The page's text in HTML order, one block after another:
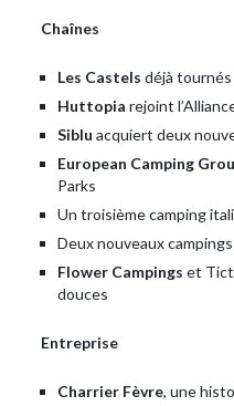
Chaînes
Les Castels déjà
Huttopia rejoint
Siblu acquiert deux
European Camping
Parks
Un troisième camping
Deux nouveaux
Flower Campings et
douces
Entreprise
Charrier Fèvre, une